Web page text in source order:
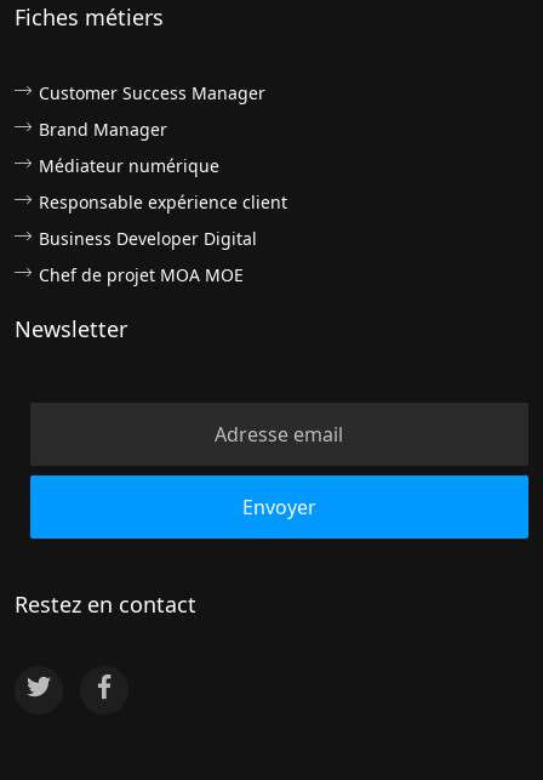
Fiches métiers
Customer Success Manager
Brand Manager
Médiateur numérique
Responsable expérience client
Business Developer Digital
Chef de projet MOA MOE
Newsletter
Restez en contact